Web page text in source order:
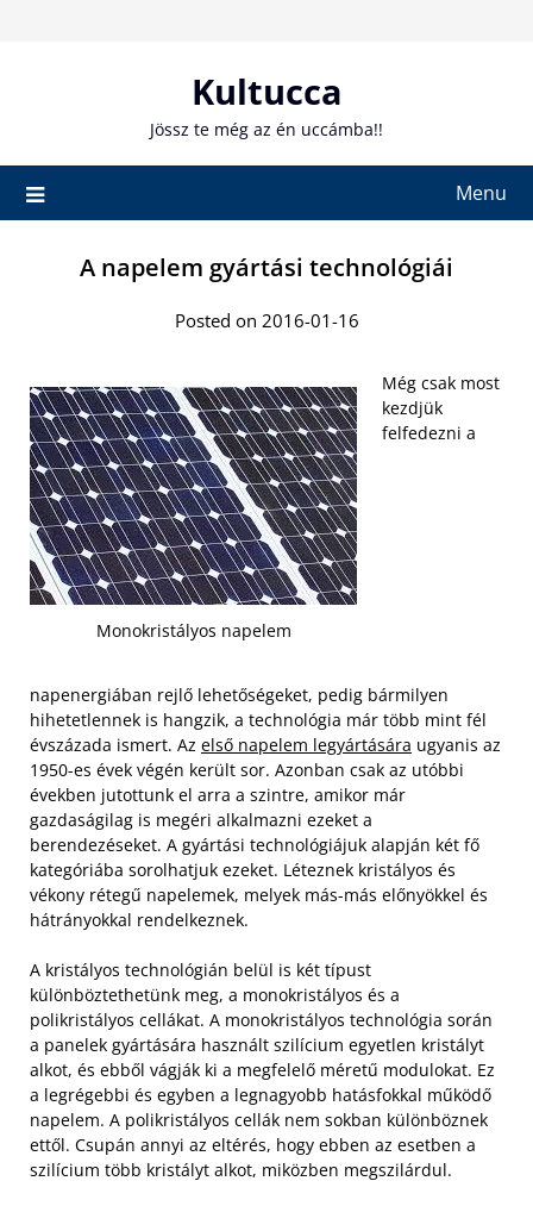
Kultucca
Jössz te még az én uccámba!!
Menu
A napelem gyártási technológiái
Posted on 2016-01-16
Monokristályos napelem
Még csak most
kezdjük
felfedezni a
napenergiában rejlő lehetőségeket, pedig bármilyen
hihetetlennek is hangzik, a technológia már több mint fél
évszázada ismert. Az első napelem legyártására ugyanis az
1950-es évek végén került sor. Azonban csak az utóbbi
években jutottunk el arra a szintre, amikor már
gazdaságilag is megéri alkalmazni ezeket a
berendezéseket. A gyártási technológiájuk alapján két fő
kategóriába sorolhatjuk ezeket. Léteznek kristályos és
vékony rétegű napelemek, melyek más-más előnyökkel és
hátrányokkal rendelkeznek.
A kristályos technológián belül is két típust
különböztethetünk meg, a monokristályos és a
polikristályos cellákat. A monokristályos technológia során
a panelek gyártására használt szilícium egyetlen kristályt
alkot, és ebből vágják ki a megfelelő méretű modulokat. Ez
a legrégebbi és egyben a legnagyobb hatásfokkal működő
napelem. A polikristályos cellák nem sokban különböznek
ettől. Csupán annyi az eltérés, hogy ebben az esetben a
szilícium több kristályt alkot, miközben megszilárdul.